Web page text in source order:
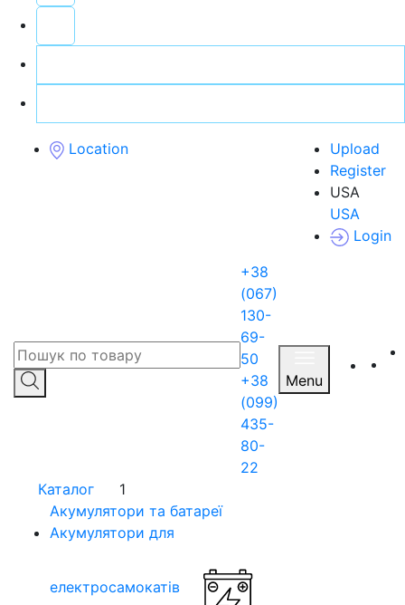
Location
Upload
Register
USA
USA
Login
+38
(067)
130-
69-
50
+38
(099)
435-
80-
22
Menu
Каталог
1
Акумулятори та батареї
Акумулятори для
електросамокатів